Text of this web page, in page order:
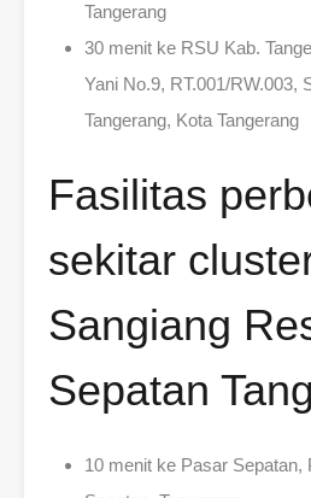
Tangerang
30 menit ke RSU Kab.
Yani No.9, RT.001/RW.003,
Tangerang, Kota Tangerang
Fasilitas
sekitar
Sangiang
Sepatan
10 menit ke Pasar Sepatan,